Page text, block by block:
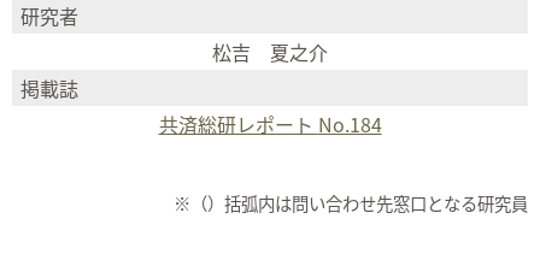
研究者
松吉 夏之介
掲載誌
共済総研レポート No.184
※（）括弧内は問い合わせ先窓口となる研究員